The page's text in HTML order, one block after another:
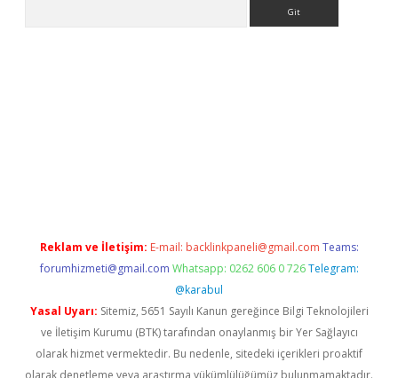
Reklam ve İletişim: E-mail: backlinkpaneli@gmail.com Teams:
forumhizmeti@gmail.com Whatsapp: 0262 606 0 726 Telegram:
@karabul
Yasal Uyarı: Sitemiz, 5651 Sayılı Kanun gereğince Bilgi Teknolojileri
ve İletişim Kurumu (BTK) tarafından onaylanmış bir Yer Sağlayıcı
olarak hizmet vermektedir. Bu nedenle, sitedeki içerikleri proaktif
olarak denetleme veya araştırma yükümlülüğümüz bulunmamaktadır.